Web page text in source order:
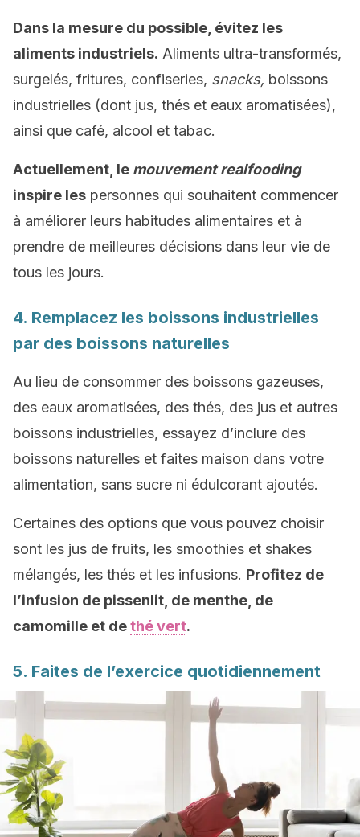
Dans la mesure du possible, évitez les
aliments industriels. Aliments ultra-transformés,
surgelés, fritures, confiseries, snacks, boissons
industrielles (dont jus, thés et eaux aromatisées),
ainsi que café, alcool et tabac.
Actuellement, le mouvement realfooding
inspire les personnes qui souhaitent commencer
à améliorer leurs habitudes alimentaires et à
prendre de meilleures décisions dans leur vie de
tous les jours.
4. Remplacez les boissons industrielles
par des boissons naturelles
Au lieu de consommer des boissons gazeuses,
des eaux aromatisées, des thés, des jus et autres
boissons industrielles, essayez d’inclure des
boissons naturelles et faites maison dans votre
alimentation, sans sucre ni édulcorant ajoutés.
Certaines des options que vous pouvez choisir
sont les jus de fruits, les smoothies et shakes
mélangés, les thés et les infusions. Profitez de
l’infusion de pissenlit, de menthe, de
camomille et dethé vert.
5. Faites de l’exercice quotidiennement